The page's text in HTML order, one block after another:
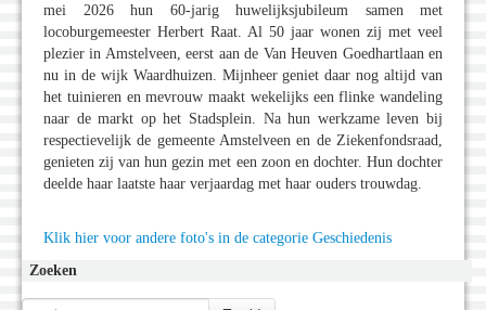
mei 2026 hun 60-jarig huwelijksjubileum samen met
locoburgemeester Herbert Raat. Al 50 jaar wonen zij met veel
plezier in Amstelveen, eerst aan de Van Heuven Goedhartlaan en
nu in de wijk Waardhuizen. Mijnheer geniet daar nog altijd van
het tuinieren en mevrouw maakt wekelijks een flinke wandeling
naar de markt op het Stadsplein. Na hun werkzame leven bij
respectievelijk de gemeente Amstelveen en de Ziekenfondsraad,
genieten zij van hun gezin met een zoon en dochter. Hun dochter
deelde haar laatste haar verjaardag met haar ouders trouwdag.
Klik hier voor andere foto's in de categorie Geschiedenis
Zoeken